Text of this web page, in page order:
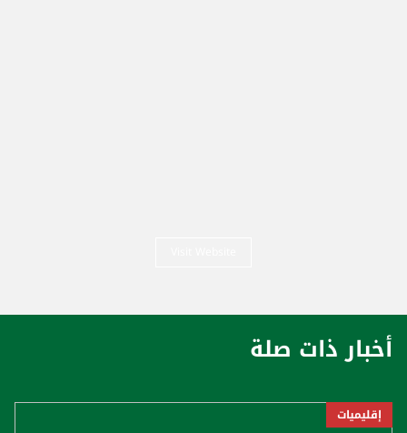
أخبار ذات صلة
إقليميات